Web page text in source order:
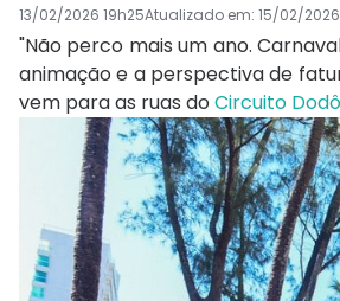
13/02/2026 19h25Atualizado em: 15/02/
"Não perco mais um ano.
animação e a perspectiva de
vem para as ruas do Circuito